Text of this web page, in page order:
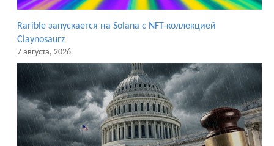
Rarible запускается на Solana с NFT-коллекцией
Claynosaurz
7 августа, 2026